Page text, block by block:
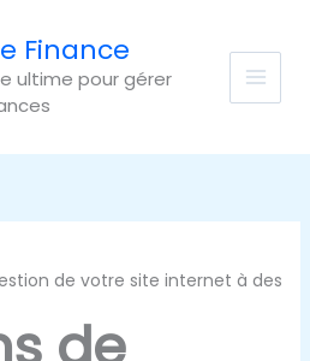
Finance
ultime pour gérer
de votre site internet à des